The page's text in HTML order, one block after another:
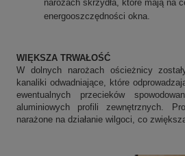
narożach skrzydła, które mają na
energooszczędności okna.
WIĘKSZA TRWAŁOŚĆ
W dolnych narożach ościeżnicy
kanaliki odwadniające, które
ewentualnych przecieków
aluminiowych profili zewnętrznych.
narażone na działanie wilgoci, co